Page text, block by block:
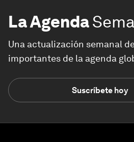
La Agenda
Una actualización semanal
importantes de la agenda
Suscríbete hoy